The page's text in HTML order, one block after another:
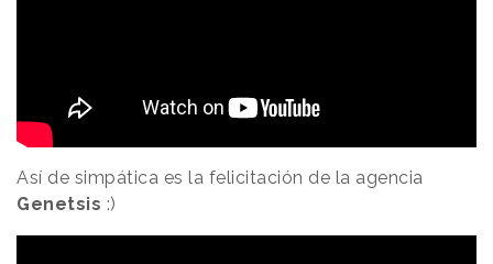
Así de simpática es la felicitación de la agencia
Genetsis :)